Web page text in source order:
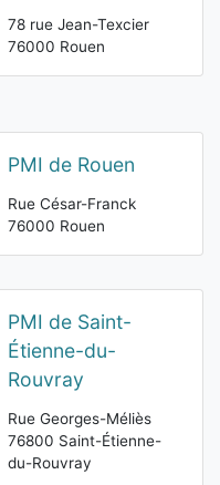
78 rue Jean-Texcier
76000 Rouen
PMI de Rouen
Rue César-Franck
76000 Rouen
PMI de Saint-
Étienne-du-
Rouvray
Rue Georges-Méliès
76800 Saint-Étienne-
du-Rouvray